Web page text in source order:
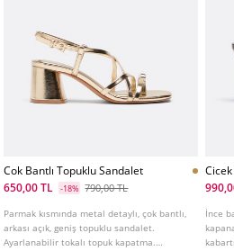
Cok Bantlı Topuklu Sandalet
650,00 TL
-18% 790,00 TL
Parmak kısmında metal detaylı, çok bantlı,
arkası açık, geniş topuklu sandalet.
Ayarlanabilir tokalı topuk kapatma.
İnce